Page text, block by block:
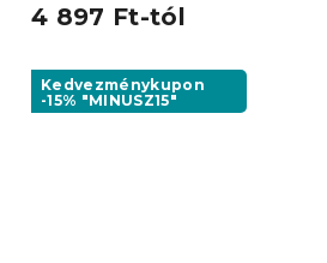
4 897 Ft-tól
Kedvezménykupon
-15% "MINUSZ15"